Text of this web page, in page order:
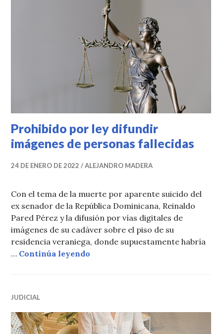
Prohibido por ley difundir
imágenes de personas fallecidas
24 DE ENERO DE 2022 ALEJANDRO MADERA
Con el tema de la muerte por aparente suicido del
ex senador de la República Dominicana, Reinaldo
Pared Pérez y la difusión por vías digitales de
imágenes de su cadáver sobre el piso de su
residencia veraniega, donde supuestamente habría
… Continúa leyendo
JUDICIAL